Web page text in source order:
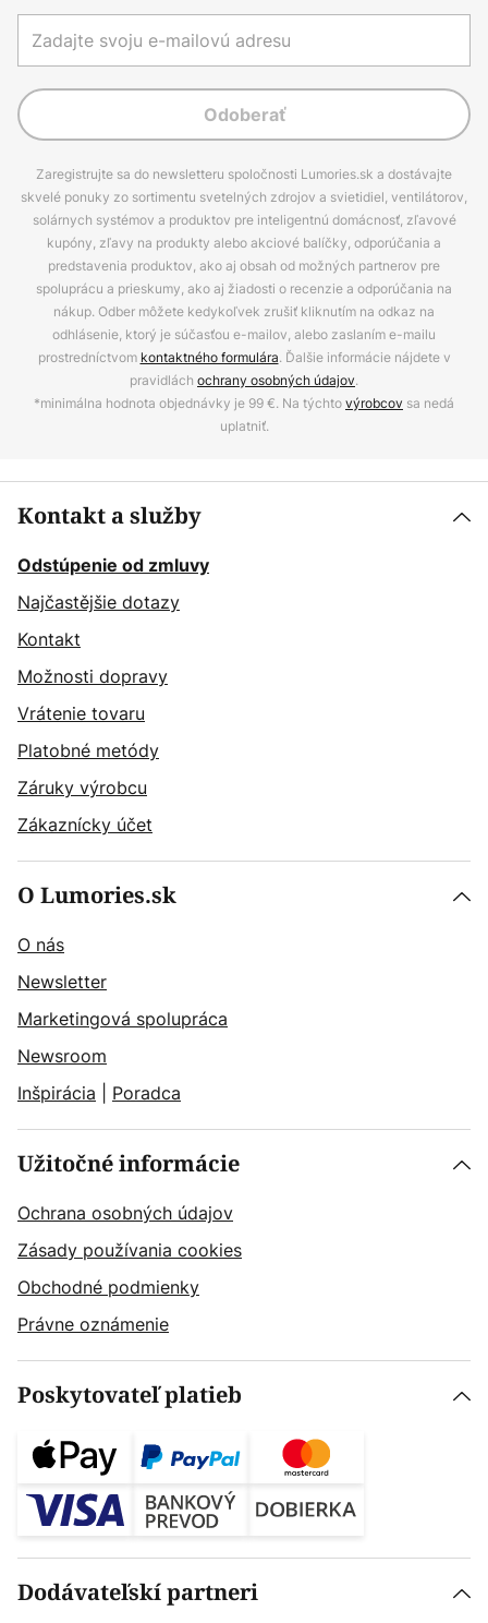
Odoberať
Zaregistrujte sa do newsletteru spoločnosti Lumories.sk a dostávajte
skvelé ponuky zo sortimentu svetelných zdrojov a svietidiel, ventilátorov,
solárnych systémov a produktov pre inteligentnú domácnosť, zľavové
kupóny, zľavy na produkty alebo akciové balíčky, odporúčania a
predstavenia produktov, ako aj obsah od možných partnerov pre
spoluprácu a prieskumy, ako aj žiadosti o recenzie a odporúčania na
nákup. Odber môžete kedykoľvek zrušiť kliknutím na odkaz na
odhlásenie, ktorý je súčasťou e-mailov, alebo zaslaním e-mailu
prostredníctvom kontaktného formulára. Ďalšie informácie nájdete v
pravidlách ochrany osobných údajov.
*minimálna hodnota objednávky je 99 €. Na týchtovýrobcov sa nedá
uplatniť.
Kontakt a služby
Odstúpenie od zmluvy
Najčastějšie dotazy
Kontakt
Možnosti dopravy
Vrátenie tovaru
Platobné metódy
Záruky výrobcu
Zákaznícky účet
O Lumories.sk
O nás
Newsletter
Marketingová spolupráca
Newsroom
Inšpirácia
Poradca
Užitočné informácie
Ochrana osobných údajov
Zásady používania cookies
Obchodné podmienky
Právne oznámenie
Poskytovateľ platieb
Dodávateľskí partneri